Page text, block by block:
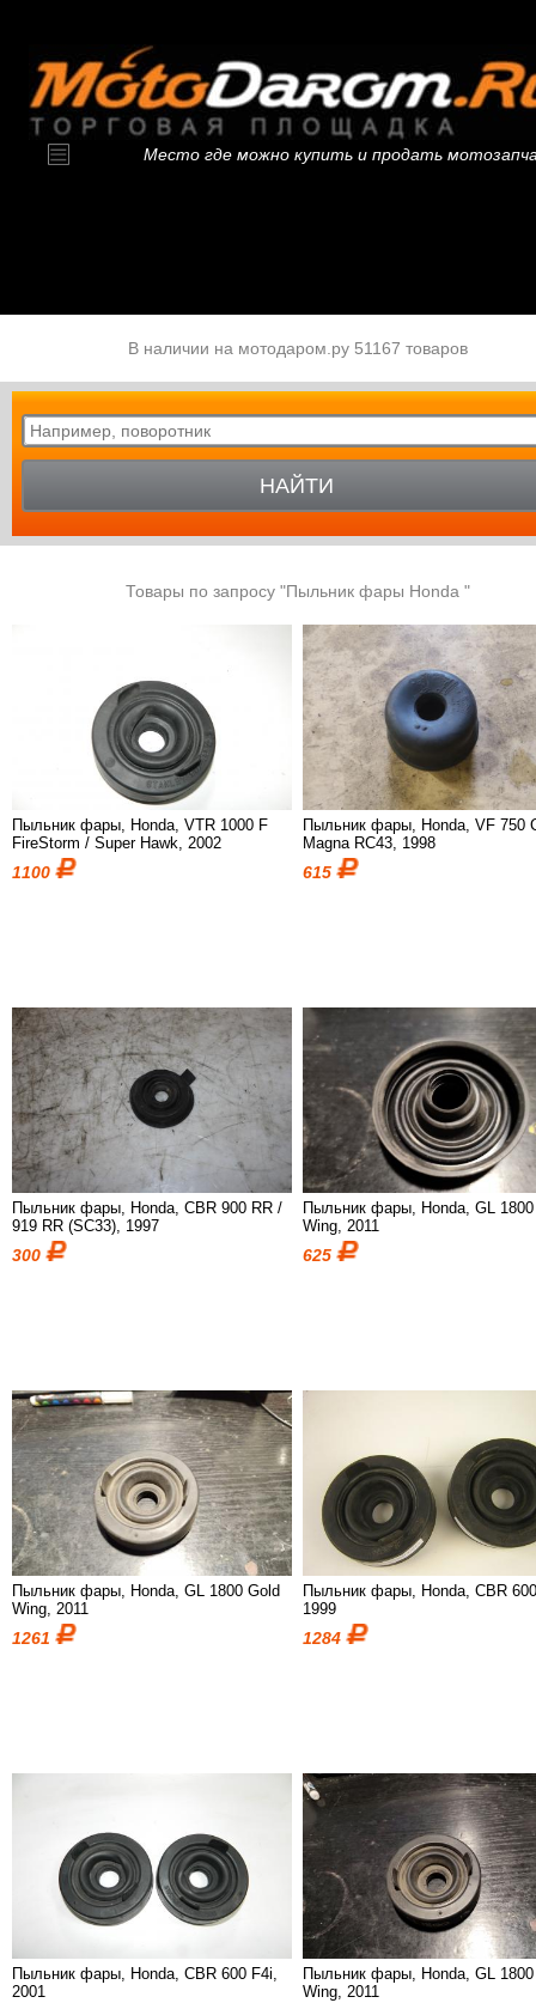
Место где можно купить и продать
В наличии на мотодаром.ру 51167 товаров
НАЙТИ
Товары по запросу "Пыльник фары Honda "
Пыльник фары, Honda, VTR 1000 F
FireStorm / Super Hawk, 2002
1100
Пыльник фары, Honda, VF 750
Magna RC43, 1998
615
Пыльник фары, Honda, CBR 900 RR /
919 RR (SC33), 1997
300
Пыльник фары, Honda, GL
Wing, 2011
625
Пыльник фары, Honda, GL 1800 Gold
Wing, 2011
1261
Пыльник фары, Honda, CBR
1999
1284
Пыльник фары, Honda, CBR 600 F4i,
2001
Пыльник фары, Honda, GL
Wing, 2011